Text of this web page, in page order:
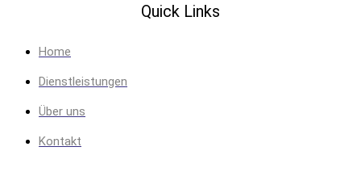
Quick Links
Home
Dienstleistungen
Über uns
Kontakt